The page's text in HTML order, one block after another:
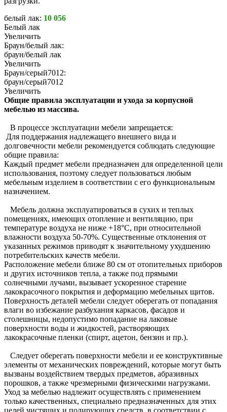
белый лак: 10 056
Белый лак
Увеличить
Браун/белый лак:
браун/белый лак
Увеличить
Браун/серый7012:
браун/серый7012
Увеличить
Общие правила эксплуатации и ухода за корпусной
мебелью из массива.
В процессе эксплуатации мебели запрещается:
Для поддержания надлежащего внешнего вида и
долговечности мебели рекомендуется соблюдать следующие
общие правила:
Каждый предмет мебели предназначен для определенной цели
использования, поэтому следует пользоваться любым
мебельным изделием в соответствии с его функциональным
назначением.
Мебель должна эксплуатироваться в сухих и теплых
помещениях, имеющих отопление и вентиляцию, при
температуре воздуха не ниже +18°C, при относительной
влажности воздуха 50-70%. Существенные отклонения от
указанных режимов приводят к значительному ухудшению
потребительских качеств мебели.
Расположение мебели ближе 80 см от отопительных приборов
и других источников тепла, а также под прямыми
солнечными лучами, вызывает ускоренное старение
лакокрасочного покрытия и деформацию мебельных щитов.
Поверхность деталей мебели следует оберегать от попадания
влаги во избежание разбухания каркасов, фасадов и
столешницы, недопустимо попадание на лаковые
поверхности воды и жидкостей, растворяющих
лакокрасочные пленки (спирт, ацетон, бензин и пр.).
Следует оберегать поверхности мебели и ее конструктивные
элементы от механических повреждений, которые могут быть
вызваны воздействием твердых предметов, абразивных
порошков, а также чрезмерными физическими нагрузками.
Уход за мебелью надлежит осуществлять с применением
только качественных, специально предназначенных для этих
целей чистящих и полирующих средств, в соответствии с